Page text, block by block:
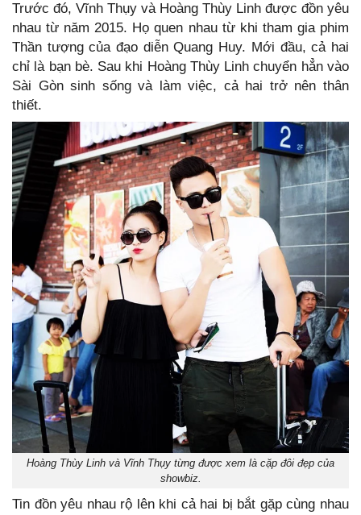
Trước đó, Vĩnh Thụy và Hoàng Thùy Linh được đồn yêu
nhau từ năm 2015. Họ quen nhau từ khi tham gia phim
Thần tượng của đạo diễn Quang Huy. Mới đầu, cả hai
chỉ là bạn bè. Sau khi Hoàng Thùy Linh chuyển hẳn vào
Sài Gòn sinh sống và làm việc, cả hai trở nên thân
thiết.
Hoàng Thùy Linh và Vĩnh Thụy từng được xem là cặp đôi đẹp của
showbiz.
Tin đồn yêu nhau rộ lên khi cả hai bị bắt gặp cùng nhau